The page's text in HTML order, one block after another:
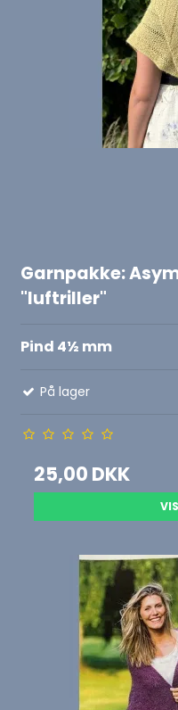
Garnpakke:
"luftriller"
Pind 4½ mm
På lager
25,00 DKK